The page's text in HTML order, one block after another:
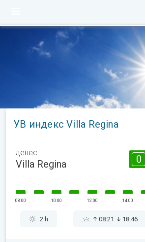
УВ индекс Villa Regina
денес
Villa Regina 0
08:00 10:00 12:00 14:00
2 h 08:21 18:46